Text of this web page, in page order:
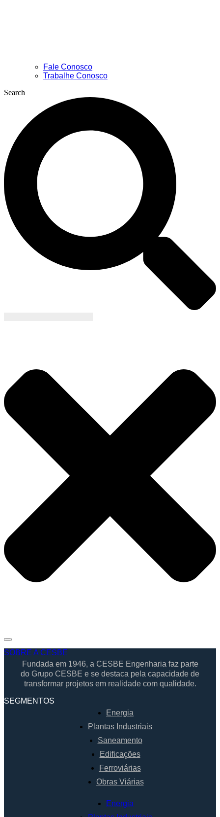
Fale Conosco
Trabalhe Conosco
Search
SOBRE A CESBE
Fundada em 1946, a CESBE Engenharia faz parte
do Grupo CESBE e se destaca pela capacidade de
transformar projetos em realidade com qualidade.
SEGMENTOS
Energia
Plantas Industriais
Saneamento
Edificações
Ferroviárias
Obras Viárias
Energia